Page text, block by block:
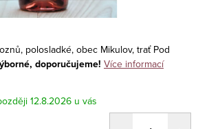
polosladké, obec Mikulov, trať Pod
doporučujeme! Více informací
12.8.2026